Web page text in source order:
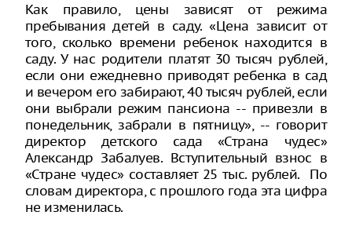
Как правило, цены зависят от режима
пребывания детей в саду. «Цена зависит от
того, сколько времени ребенок находится в
саду. У нас родители платят 30 тысяч рублей,
если они ежедневно приводят ребенка в сад
и вечером его забирают, 40 тысяч рублей, если
они выбрали режим пансиона -- привезли в
понедельник, забрали в пятницу», -- говорит
директор детского сада «Страна чудес»
Александр Забалуев. Вступительный взнос в
«Стране чудес» составляет 25 тыс. рублей. По
словам директора, с прошлого года эта цифра
не изменилась.